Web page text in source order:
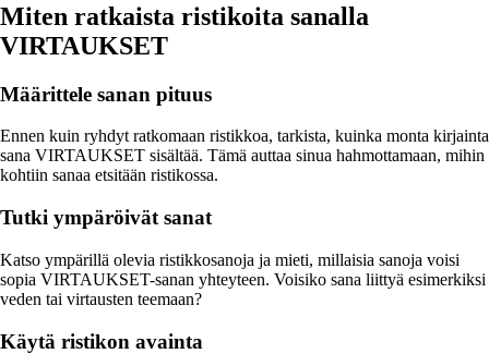
Miten ratkaista ristikoita sanalla
VIRTAUKSET
Määrittele sanan pituus
Ennen kuin ryhdyt ratkomaan ristikkoa, tarkista, kuinka monta kirjainta
sana VIRTAUKSET sisältää. Tämä auttaa sinua hahmottamaan, mihin
kohtiin sanaa etsitään ristikossa.
Tutki ympäröivät sanat
Katso ympärillä olevia ristikkosanoja ja mieti, millaisia sanoja voisi
sopia VIRTAUKSET-sanan yhteyteen. Voisiko sana liittyä esimerkiksi
veden tai virtausten teemaan?
Käytä ristikon avainta